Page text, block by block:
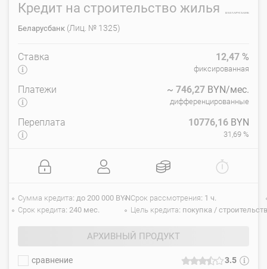
Кредит на строительство жилья
Беларусбанк (Лиц. № 1325)
3.5
сравнение
Ставка 12,47 %
фиксированная
Платежи ~ 746,27 BYN/мес.
дифференцированные
Переплата 10776,16 BYN
31,69 %
АРХИВНЫЙ ПРОДУКТ
Сумма кредита до 200 000 BYN
Срок кредита 240 мес.
Срок рассмотрения 1 ч.
Цель кредита покупка /